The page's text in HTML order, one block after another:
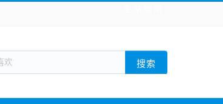
旅游出行 生活实用
枪战射击 模拟经营
游戏娱乐 系统软件 素材下载
搜索